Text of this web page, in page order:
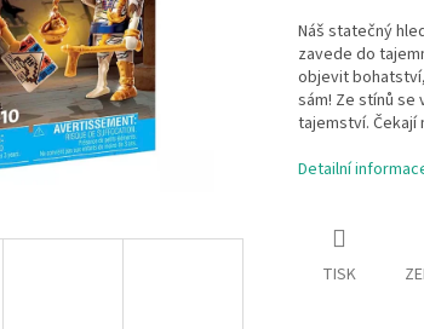
Náš statečný
zavede do
objevit
sám! Ze stínů se
tajemství. Čekají
Detailní
TISK